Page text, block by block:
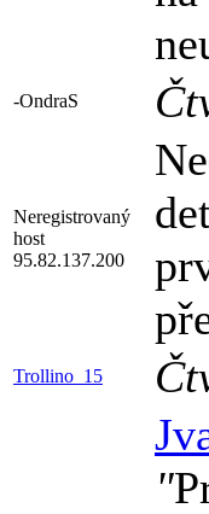
-OndraS
Neregistrovaný
host
95.82.137.200
Trollino_15
"